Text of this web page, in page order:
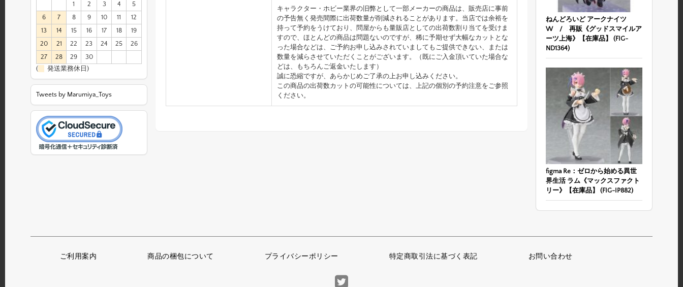
キャラクター・ホビー業界の旧弊として一部メーカーの商品は、販売店に事前
の予告無く発売間際に出荷数量が削減されることがあります。当店では余裕を
持って予約をうけており、問屋からも量販店としての出荷数割り当てを受けま
すので、ほとんどの商品は問題ないのですが、稀に予期せず大幅なカットとな
った場合などは、ご予約お申し込みされていましてもご提供できない、または
数量を減らさせていただくことがございます。（既にご入金頂いていた場合な
どは、もちろんご返金いたします）
誠に恐縮ですが、あらかじめご了承の上お申し込みください。
この商品の出荷数カットの可能性については、上記の個別の予約注意をご参照
ください。
ねんどろいど アークナイツ
W / 再販《グッドスマイルア
ーツ上海》【在庫品】 (FIG-
ND1364)
figma Re：ゼロから始める異世
界生活 ラム《マックスファクト
リー》【在庫品】 (FIG-IP882)
1
2 3 4
5
6
7 8 9 10 11
12
13
14 15 16 17 18
19
20
21 22 23 24 25
26
27
28 29
30
(
発送業務休日)
Tweets by Marumiya_Toys
ご利用案内 商品の梱包について プライバシーポリシー 特定商取引法に基づく表記 お問い合わせ